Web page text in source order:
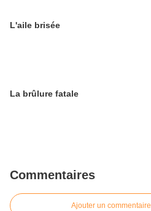
L'aile brisée
La brûlure fatale
Commentaires
Ajouter un commentaire